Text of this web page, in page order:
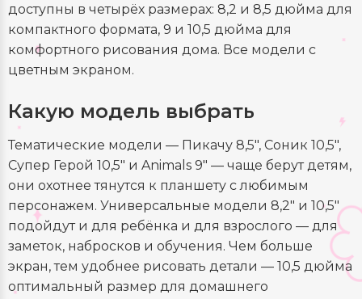
доступны в четырёх размерах: 8,2 и 8,5 дюйма для
компактного формата, 9 и 10,5 дюйма для
комфортного рисования дома. Все модели с
цветным экраном.
Какую модель выбрать
Тематические модели — Пикачу 8,5", Соник 10,5",
Супер Герой 10,5" и Animals 9" — чаще берут детям,
они охотнее тянутся к планшету с любимым
персонажем. Универсальные модели 8,2" и 10,5"
подойдут и для ребёнка и для взрослого — для
заметок, набросков и обучения. Чем больше
экран, тем удобнее рисовать детали — 10,5 дюйма
оптимальный размер для домашнего